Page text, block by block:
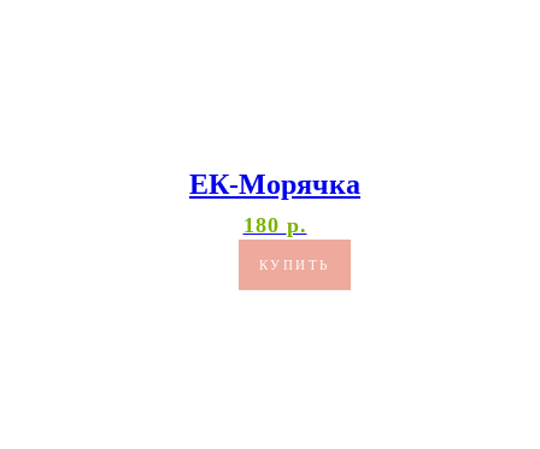
ЕК-Морячка
180 р.
КУПИТЬ